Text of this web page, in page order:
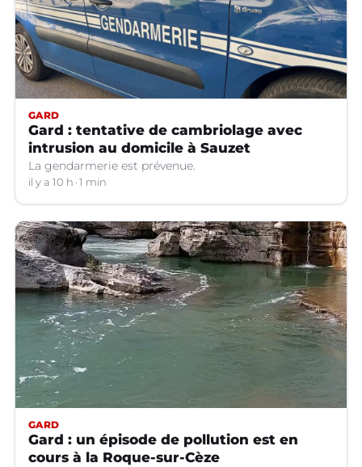
GARD
Gard : tentative de cambriolage avec
intrusion au domicile à Sauzet
La gendarmerie est prévenue.
il y a 10 h 1 min
GARD
Gard : un épisode de pollution est en
cours à la Roque-sur-Cèze